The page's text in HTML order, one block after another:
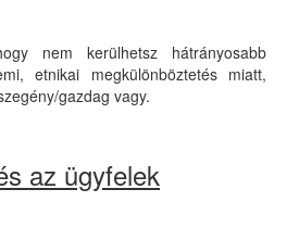
nem kerülhetsz hátrányosabb
etnikai megkülönböztetés miatt,
gazdag vagy.
az ügyfelek